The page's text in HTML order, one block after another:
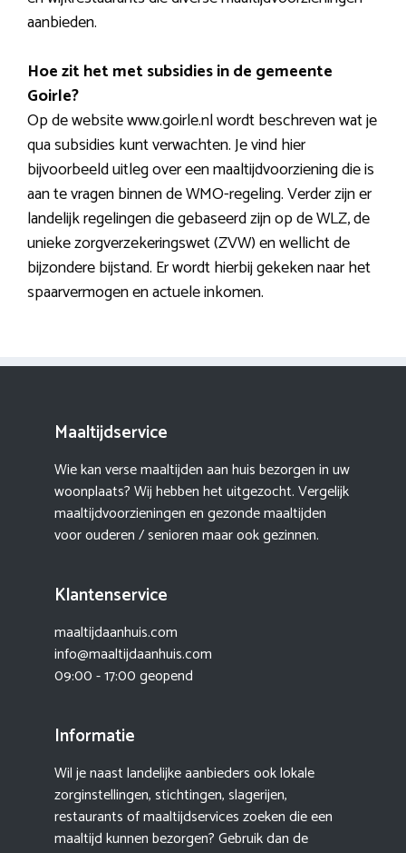
aanbieden.
Hoe zit het met subsidies in de gemeente
Goirle?
Op de website www.goirle.nl wordt beschreven wat je
qua subsidies kunt verwachten. Je vind hier
bijvoorbeeld uitleg over een maaltijdvoorziening die is
aan te vragen binnen de WMO-regeling. Verder zijn er
landelijk regelingen die gebaseerd zijn op de WLZ, de
unieke zorgverzekeringswet (ZVW) en wellicht de
bijzondere bijstand. Er wordt hierbij gekeken naar het
spaarvermogen en actuele inkomen.
Maaltijdservice
Wie kan verse maaltijden aan huis bezorgen in uw
woonplaats? Wij hebben het uitgezocht. Vergelijk
maaltijdvoorzieningen en gezonde maaltijden
voor ouderen / senioren maar ook gezinnen.
Klantenservice
maaltijdaanhuis.com
info@maaltijdaanhuis.com
09:00 - 17:00 geopend
Informatie
Wil je naast landelijke aanbieders ook lokale
zorginstellingen, stichtingen, slagerijen,
restaurants of maaltijdservices zoeken die een
maaltijd kunnen bezorgen? Gebruik dan de